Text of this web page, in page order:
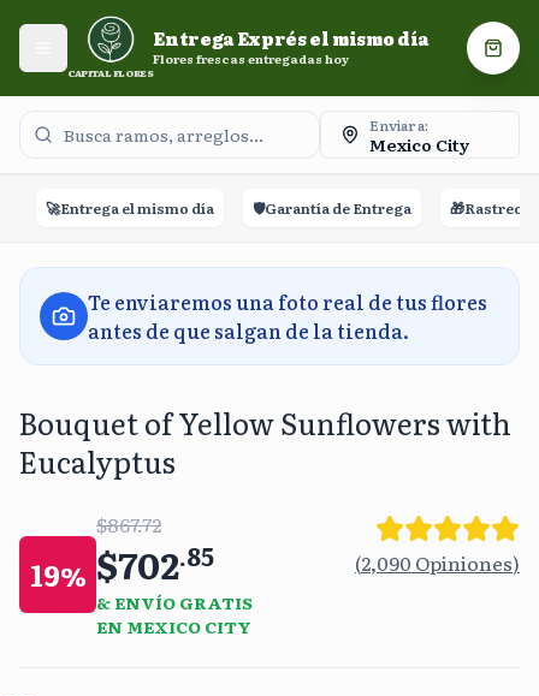
Entrega Exprés el mismo día. Flores frescas entregadas
Abrir menú
CAPITAL FLORES
Entrega Exprés el mismo día
Flores frescas entregadas hoy
Enviar a:
Mexico City
Entrega el mismo día Garantía de Entrega Rastreo en
Te enviaremos una foto real de tus flores
antes de que salgan de la tienda.
Bouquet of Yellow Sunflowers with
Eucalyptus
19%
$867.72
$702.85
& ENVÍO GRATIS
EN MEXICO CITY
(2,090 Opiniones)